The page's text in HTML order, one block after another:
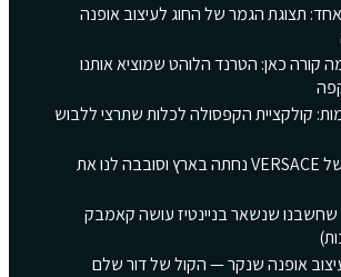
אחד: תצוגת הגמר של החוג לעיצוב אופנה
קורה כאן: הטרנד הלוהט שמוציא אותנו
קולקציית הקפסולה לכלות שתרצי ללבוש
קולקציית המסלול של VERSACE נחתה בארץ וסובבה לנו את
שחשבנו שנשאר בניינטיז עושה קאמבק
אופנה שנקר — הקול של דור שלם